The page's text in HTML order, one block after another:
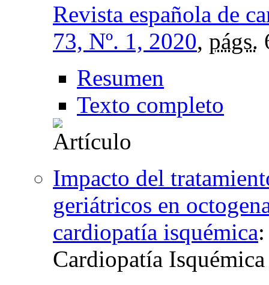
Revista española de
73, Nº. 1, 2020, págs.
Resumen
Texto completo
Impacto del
geriátricos en
cardiopatía isquémica
Cardiopatía